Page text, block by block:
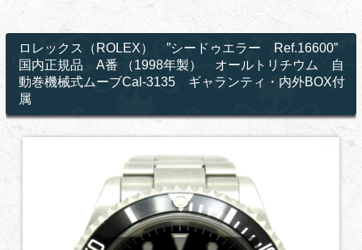
ロレックス（ROLEX） ”シードゥエラー Ref.16600”
国内正規品 A番 （1998年製） オールトリチウム 自
動巻機械式ムーブCal-3135 ギャランティ・内外BOX付
属